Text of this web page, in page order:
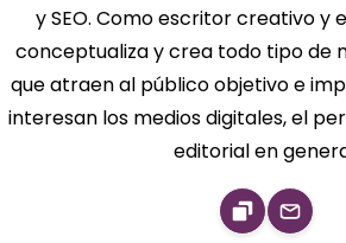
y SEO. Como escritor creativo y
conceptualiza y crea todo tipo de
que atraen al público objetivo e
interesan los medios digitales, el
editorial en